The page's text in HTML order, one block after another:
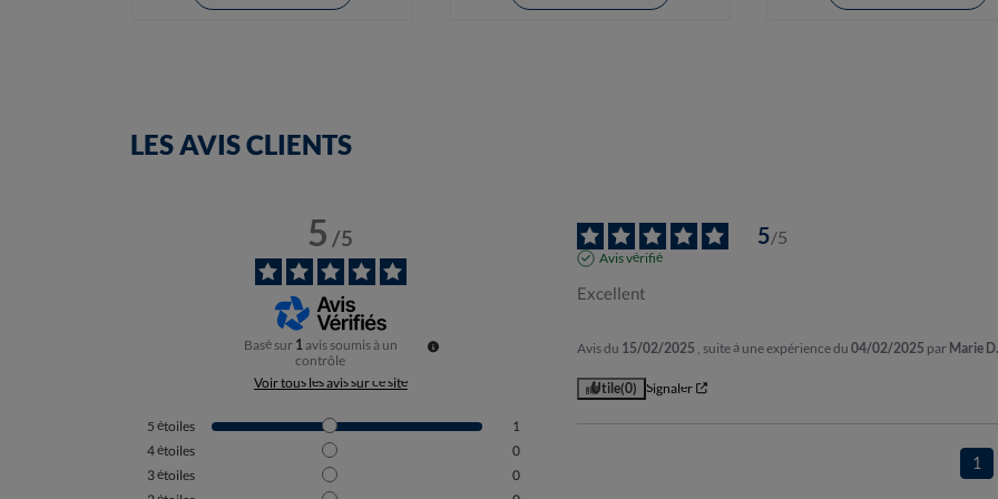
LES AVIS CLIENTS
5/5
Basé sur 1 avis soumis à un
contrôle
Voir tous les avis sur ce site
5 étoiles
1
4étoiles
0
3étoiles
0
5/5
Avis vérifié
Excellent
Avis du 15/02/2025 , suite à une expérience du 04/02/2025 par Marie D.
Utile(0) Signaler
1